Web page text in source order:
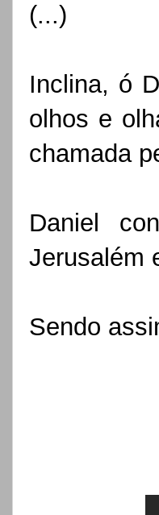
(...)
Inclina, ó
olhos e
chamada
Daniel
Jerusalém
Sendo